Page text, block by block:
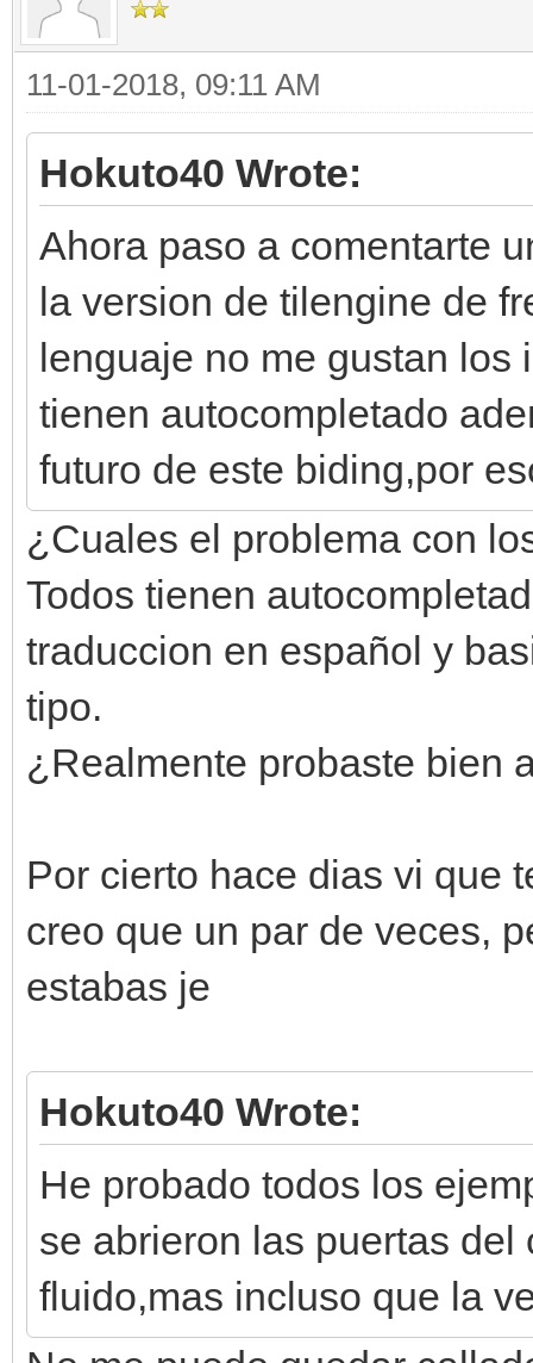
11-01-2018, 09:11 AM
Hokuto40 Wrote:
Ahora paso a comentarte
la version de tilengine de
lenguaje no me gustan los
tienen autocompletado
futuro de este biding,por
¿Cuales el problema con
Todos tienen
traduccion en español y
tipo.
¿Realmente probaste bien
Por cierto hace dias vi que
creo que un par de veces,
estabas je
Hokuto40 Wrote:
He probado todos los
se abrieron las puertas
fluido,mas incluso que la